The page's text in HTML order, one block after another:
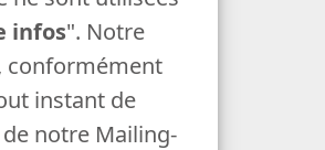
infos". Notre
conformément
instant de
notre Mailing-